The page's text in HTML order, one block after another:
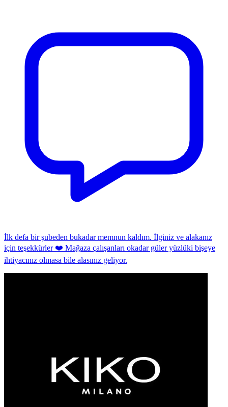
İlk defa bir şubeden bukadar memnun kaldım. İlginiz ve alakanız
için teşekkürler ❤️ Mağaza çalışanları okadar güler yüzlüki bişeye
ihtiyacınız olmasa bile alasınız geliyor.